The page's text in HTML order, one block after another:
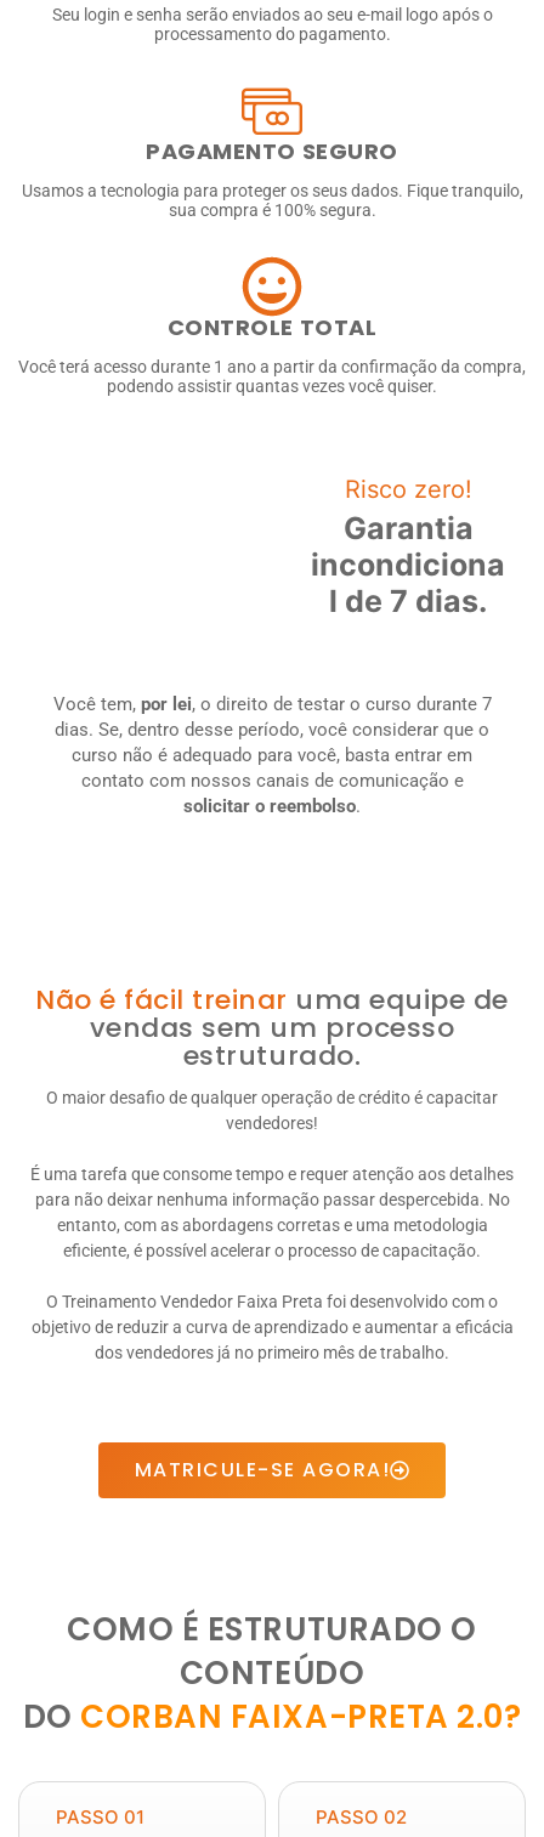
Seu login e senha serão enviados ao seu e-mail logo após o
processamento do pagamento.
PAGAMENTO SEGURO
Usamos a tecnologia para proteger os seus dados. Fique tranquilo,
sua compra é 100% segura.
CONTROLE TOTAL
Você terá acesso durante 1 ano a partir da confirmação da compra,
podendo assistir quantas vezes você quiser.
Risco zero!
Garantia
incondiciona
l de 7 dias.
Você tem, por lei, o direito de testar o curso durante 7
dias. Se, dentro desse período, você considerar que o
curso não é adequado para você, basta entrar em
contato com nossos canais de comunicação e
solicitar o reembolso.
Não é fácil treinar uma equipe de
vendas sem um processo
estruturado.
O maior desafio de qualquer operação de crédito é capacitar
vendedores!
É uma tarefa que consome tempo e requer atenção aos detalhes
para não deixar nenhuma informação passar despercebida. No
entanto, com as abordagens corretas e uma metodologia
eficiente, é possível acelerar o processo de capacitação.
O Treinamento Vendedor Faixa Preta foi desenvolvido com o
objetivo de reduzir a curva de aprendizado e aumentar a eficácia
dos vendedores já no primeiro mês de trabalho.
MATRICULE-SE AGORA!
COMO É ESTRUTURADO O
CONTEÚDO
DO CORBAN FAIXA-PRETA 2.0?
PASSO 01 PASSO 02